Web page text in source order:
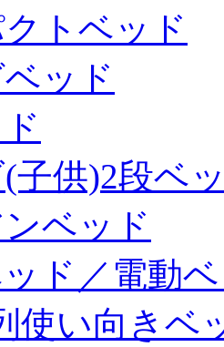
トベッド
ッド
子供)2段ベ
ベッド
ド／電動
使い向きベ